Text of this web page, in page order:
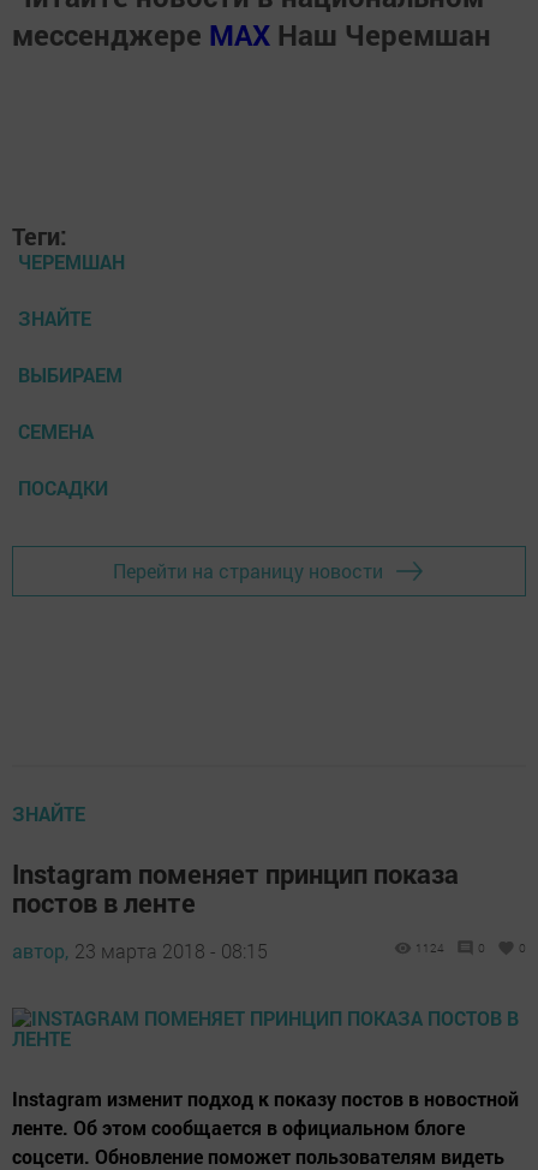
мессенджере MАХ Наш Черемшан
Теги:
ЧЕРЕМШАН
ЗНАЙТЕ
ВЫБИРАЕМ
СЕМЕНА
ПОСАДКИ
Перейти на страницу новости
ЗНАЙТЕ
Instagram поменяет принцип показа
постов в ленте
автор, 23 марта 2018 - 08:15 1124 0 0
Instagram изменит подход к показу постов в новостной
ленте. Об этом сообщается в официальном блоге
соцсети. Обновление поможет пользователям видеть